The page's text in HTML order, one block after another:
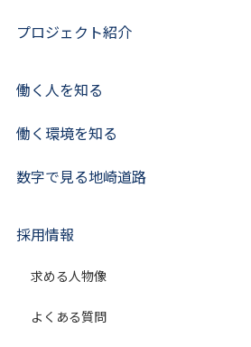
プロジェクト紹介
働く人を知る
働く環境を知る
数字で見る地崎道路
採用情報
求める人物像
よくある質問